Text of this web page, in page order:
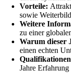
Vorteile:
sowie
Weitere
zu einer
Warum dieser
einen echten
Jahre